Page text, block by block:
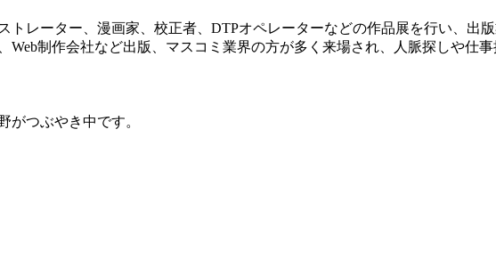
トレーター、漫画家、校正者、DTPオペレーターなどの作品展を行い、出
制作会社など出版、マスコミ業界の方が多く来場され、人脈探しや仕事
つぶやき中です。